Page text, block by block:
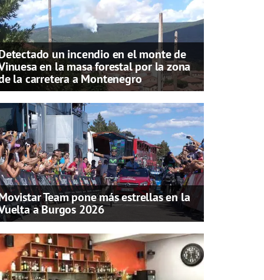
un incendio en el monte de
en la masa forestal por la zona
la carretera a Montenegro
Team pone más estrellas en la
a Burgos 2026